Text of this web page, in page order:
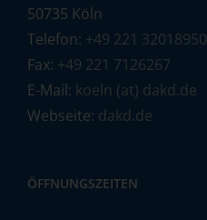
50735 Köln
Telefon: +49 221 32018950
Fax: +49 221 7126267
E-Mail: koeln (at) dakd.de
Webseite: dakd.de
ÖFFNUNGSZEITEN